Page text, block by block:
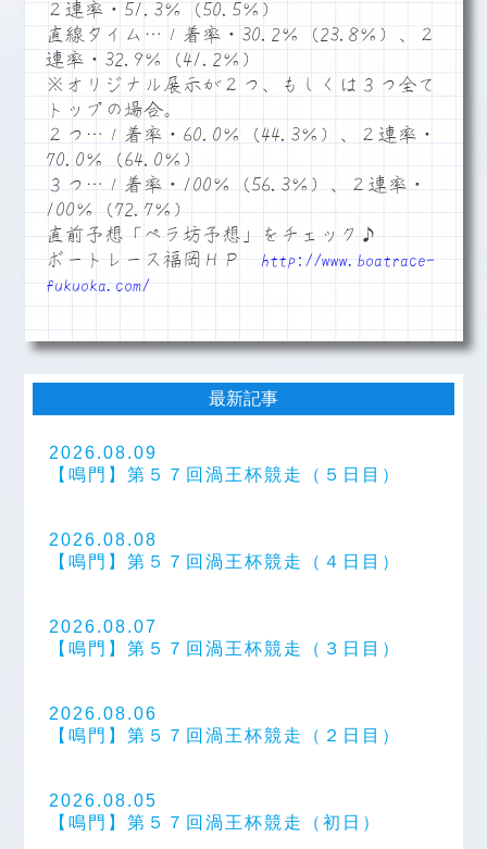
２連率・51.3％（50.5％）
直線タイム…１着率・30.2％（23.8％）、２
連率・32.9％（41.2％）
※オリジナル展示が２つ、もしくは３つ全て
トップの場合。
２つ…１着率・60.0％（44.3％）、２連率・
70.0％（64.0％）
３つ…１着率・100％（56.3％）、２連率・
100％（72.7％）
直前予想「ペラ坊予想」をチェック♪
ボートレース福岡ＨＰhttp://www.boatrace-
fukuoka.com/
最新記事
2026.08.09
【鳴門】第５７回渦王杯競走（５日目）
2026.08.08
【鳴門】第５７回渦王杯競走（４日目）
2026.08.07
【鳴門】第５７回渦王杯競走（３日目）
2026.08.06
【鳴門】第５７回渦王杯競走（２日目）
2026.08.05
【鳴門】第５７回渦王杯競走（初日）